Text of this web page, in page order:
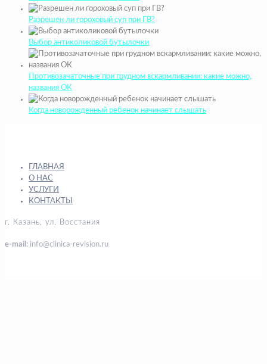
Разрешен ли гороховый суп при ГВ?
Выбор антиколиковой бутылочки
Противозачаточные при грудном вскармливании: какие можно,
названия ОК
Когда новорожденный ребенок начинает слышать
ГЛАВНАЯ
О НАС
УСЛУГИ
КОНТАКТЫ
г. Казань, ул. Восстания
e-mail: info@clinica-revision.ru